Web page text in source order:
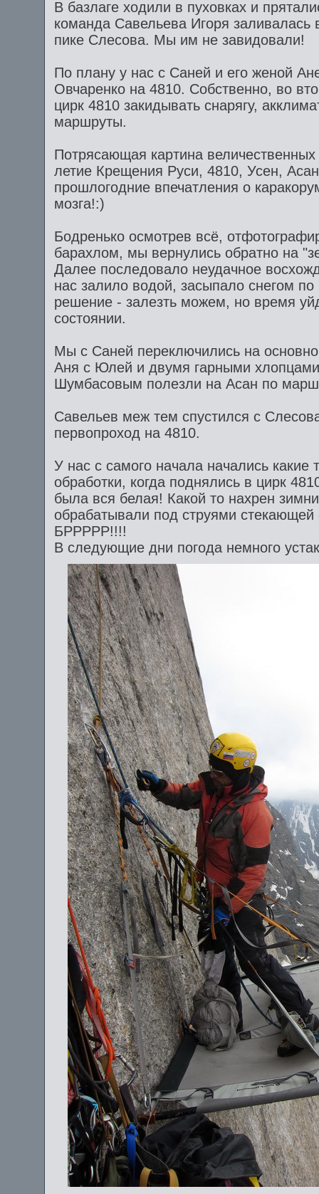
В базлаге ходили в пуховках и
команда Савельева Игоря заливалась
пике Слесова. Мы им не завидовали!
По плану у нас с Саней и его женой
Овчаренко на 4810. Собственно, во
цирк 4810 закидывать снарягу,
маршруты.
Потрясающая картина
летие Крещения Руси, 4810, Усен,
прошлогодние впечатления о
мозга!:)
Бодренько осмотрев всё,
барахлом, мы вернулись обратно на
Далее последовало неудачное
нас залило водой, засыпало снегом по
решение - залезть можем, но время
состоянии.
Мы с Саней переключились на
Аня с Юлей и двумя гарными
Шумбасовым полезли на Асан по
Савельев меж тем спустился с
первопроход на 4810.
У нас с самого начала начались какие
обработки, когда поднялись в цирк
была вся белая! Какой то нахрен
обрабатывали под струями
БРРРРР!!!!
В следующие дни погода немного